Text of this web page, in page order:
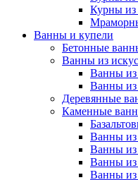
Курны из
Ванны и купели
Бетонные
Ванны из
Ванны из
Ванны из
Деревянные
Каменные
Ванны из
Ванны из
Ванны из
Ванны из